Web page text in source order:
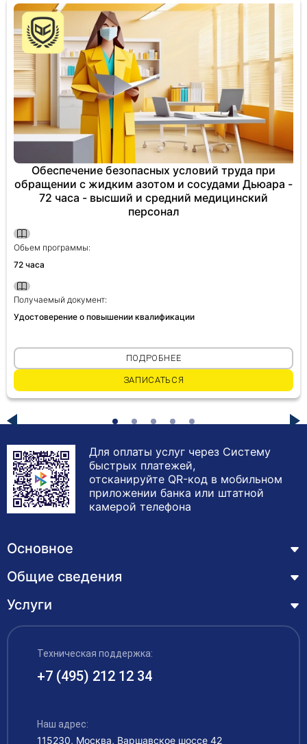
Обеспечение безопасных условий труда при
обращении с жидким азотом и сосудами Дьюара -
72 часа - высший и средний медицинский
персонал
Обьем программы:
72 часа
Получаемый документ:
Удостоверение о повышении квалификации
ПОДРОБНЕЕ
ЗАПИСАТЬСЯ
Для оплаты услуг через Систему
быстрых платежей,
отсканируйте QR-код в мобильном
приложении банка или штатной
камерой телефона
Основное
Курсы
Лицензия
Обучающимся
Акции
Контакты
Общие сведения
Основные сведения
Структура и органы управления образовательной
организацией
Документы
Руководство и педагогический состав
Услуги
Профессиональная переподготовка
Курсы повышения квалификации – дистанционное
обучение с выдачей удостоверения
Рабочие специальности
Техническая поддержка:
+7 (495) 212 12 34
Наш адрес:
115230, Москва, Варшавское шоссе 42